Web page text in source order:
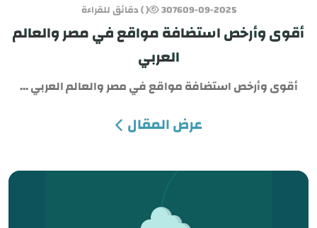
09-09-2025
3076 ( ) دقائق للقراءة
أقوى وأرخص استضافة مواقع في مصر والعالم
العربي
أقوى وأرخص استضافة مواقع في مصر والعالم العربي ...
عرض المقال